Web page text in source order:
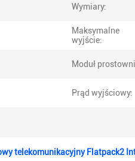
Wymiary:
Maksymalne
wyjście:
Moduł
Prąd wyjściowy:
telekomunikacyjny Flatpack2